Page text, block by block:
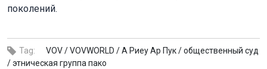
поколений.
Tag: VOV /VOVWORLD /А Риеу Ар Пук /общественный суд
/этническая группа пако